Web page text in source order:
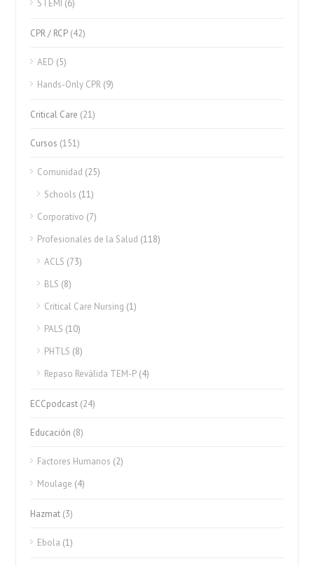
STEMI (6)
CPR / RCP (42)
AED (5)
Hands-Only CPR (9)
Critical Care (21)
Cursos (151)
Comunidad (25)
Schools (11)
Corporativo (7)
Profesionales de la Salud (118)
ACLS (73)
BLS (8)
Critical Care Nursing (1)
PALS (10)
PHTLS (8)
Repaso Reválida TEM-P (4)
ECCpodcast (24)
Educación (8)
Factores Humanos (2)
Moulage (4)
Hazmat (3)
Ebola (1)